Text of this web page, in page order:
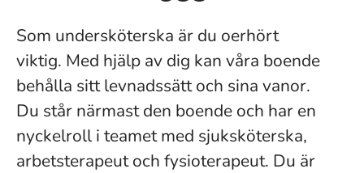
Som undersköterska är du oerhört
viktig. Med hjälp av dig kan våra boende
behålla sitt levnadssätt och sina vanor.
Du står närmast den boende och har en
nyckelroll i teamet med sjuksköterska,
arbetsterapeut och fysioterapeut. Du är